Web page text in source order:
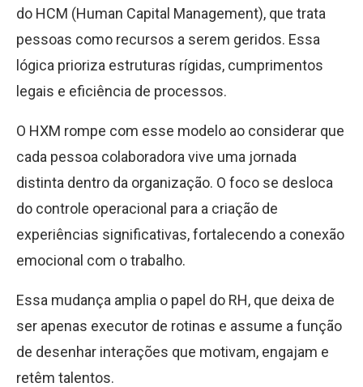
do HCM (Human Capital Management), que trata
pessoas como recursos a serem geridos. Essa
lógica prioriza estruturas rígidas, cumprimentos
legais e eficiência de processos.
O HXM rompe com esse modelo ao considerar que
cada pessoa colaboradora vive uma jornada
distinta dentro da organização. O foco se desloca
do controle operacional para a criação de
experiências significativas, fortalecendo a conexão
emocional com o trabalho.
Essa mudança amplia o papel do RH, que deixa de
ser apenas executor de rotinas e assume a função
de desenhar interações que motivam, engajam e
retêm talentos.